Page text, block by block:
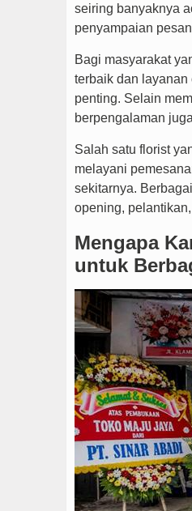
seiring banyaknya
penyampaian
Bagi masyarakat
terbaik dan layanan
penting. Selain
berpengalaman
Salah satu florist
melayani
sekitarnya.
opening,
Mengapa
untuk